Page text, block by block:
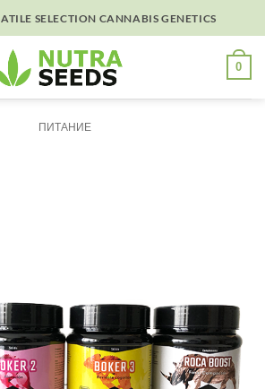
SELECTION CANNABIS GENETICS
0
ПИТАНИЕ